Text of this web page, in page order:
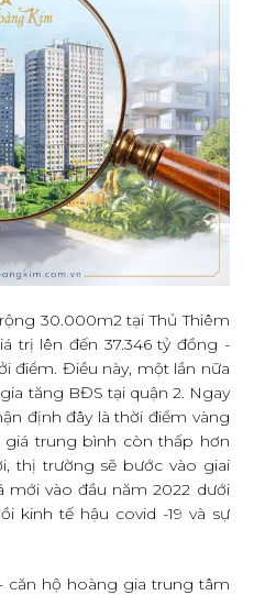
30.000m2 tại Thủ Thiêm
trị lên đến 37.346 tỷ đồng -
điểm. Điều này, một lần nữa
tăng BĐS tại quận 2. Ngay
định đây là thời điểm vàng
trung bình còn thấp hơn
thị trường sẽ bước vào giai
vào đầu năm 2022 dưới
kinh tế hậu covid -19 và sự
căn hộ hoàng gia trung tâm